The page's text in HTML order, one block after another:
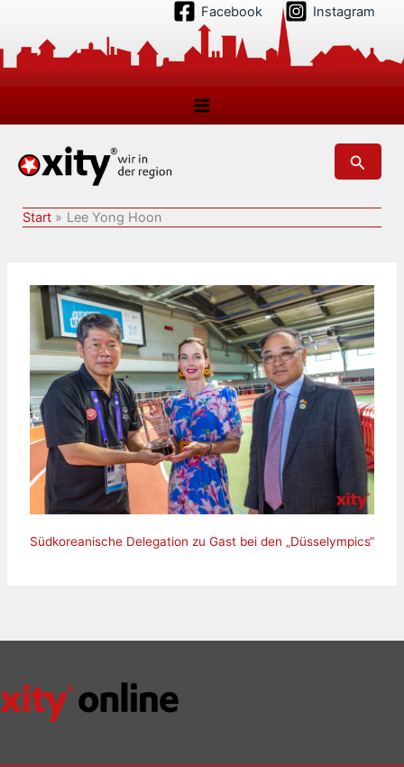
springen
Facebook Instagram
Suchen
Start Lee Yong Hoon
Südkoreanische Delegation zu Gast bei den „Düsselympics“